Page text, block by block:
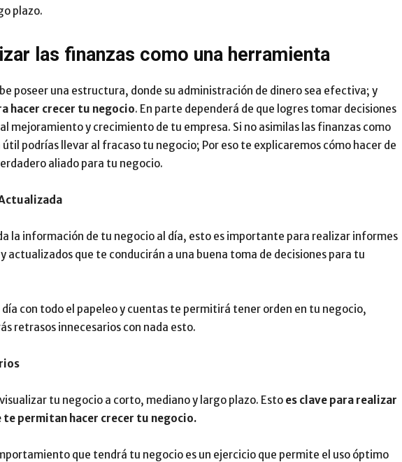
plazo.
las finanzas como una herramienta
poseer una estructura, donde su administración de dinero sea efectiva; y
hacer crecer tu negocio. En parte dependerá de que logres tomar decisiones
mejoramiento y crecimiento de tu empresa. Si no asimilas las finanzas como
podrías llevar al fracaso tu negocio; Por eso te explicaremos cómo hacer de
aliado para tu negocio.
la información de tu negocio al día, esto es importante para realizar informes
actualizados que te conducirán a una buena toma de decisiones para tu
con todo el papeleo y cuentas te permitirá tener orden en tu negocio,
retrasos innecesarios con nada esto.
tu negocio a corto, mediano y largo plazo. Esto es clave para realizar
permitan hacer crecer tu negocio.
que tendrá tu negocio es un ejercicio que permite el uso óptimo